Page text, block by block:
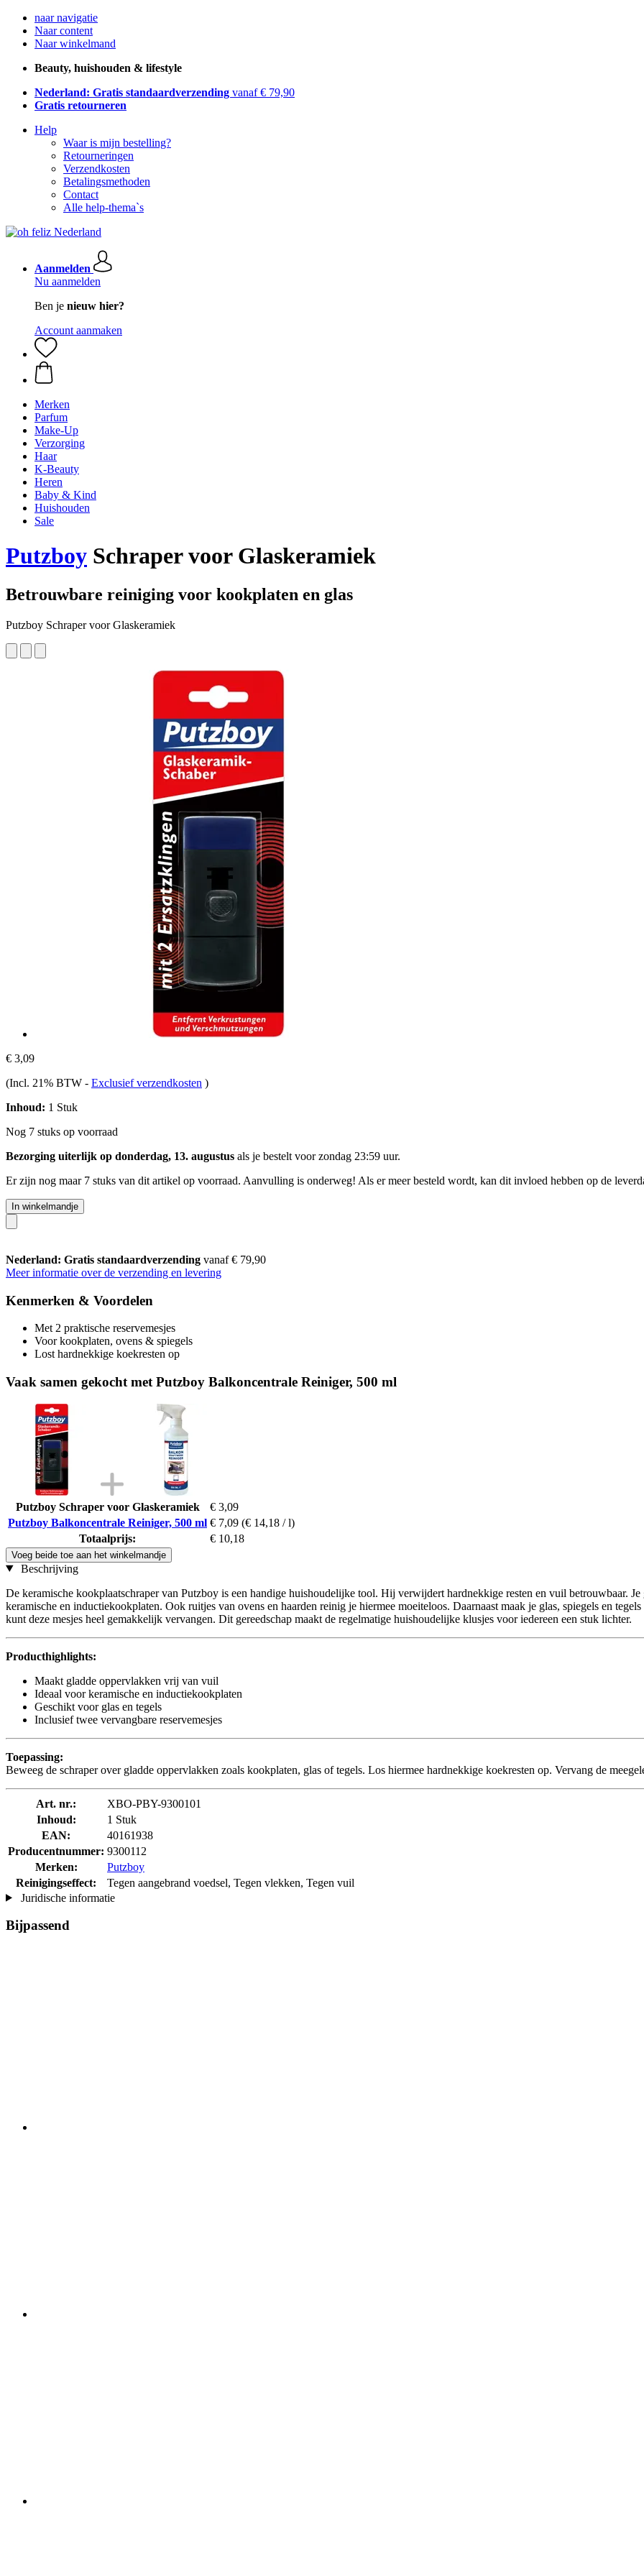
naar navigatie
Naar content
Naar winkelmand
Beauty, huishouden & lifestyle
Nederland: Gratis standaardverzending vanaf € 79,90
Gratis retourneren
Help
Waar is mijn bestelling?
Retourneringen
Verzendkosten
Betalingsmethoden
Contact
Alle help-thema`s
Aanmelden
Nu aanmelden
Ben je nieuw hier?
Account aanmaken
Merken
Parfum
Make-Up
Verzorging
Haar
K-Beauty
Heren
Baby & Kind
Huishouden
Sale
Putzboy Schraper voor Glaskeramiek
Betrouwbare reiniging voor kookplaten en glas
Putzboy Schraper voor Glaskeramiek
€ 3,09
(Incl. 21% BTW - Exclusief verzendkosten )
Inhoud: 1 Stuk
Nog 7 stuks op voorraad
Bezorging uiterlijk op donderdag, 13. augustus als je bestelt voorzondag 23:59 uur.
Er zijn nog maar 7 stuks van dit artikel op voorraad. Aanvulling is onderweg! Als er meer besteld wordt, kan dit invloed hebben op de
In winkelmandje
Nederland: Gratis standaardverzending vanaf € 79,90
Meer informatie over de verzending en levering
Kenmerken & Voordelen
Met 2 praktische reservemesjes
Voor kookplaten, ovens & spiegels
Lost hardnekkige koekresten op
Vaak samen gekocht met Putzboy Balkoncentrale Reiniger, 500 ml
Putzboy Schraper voor Glaskeramiek
€ 3,09
Putzboy Balkoncentrale Reiniger, 500 ml € 7,09 (€ 14,18 / l)
Totaalprijs:
€ 10,18
Voeg beide toe aan het winkelmandje
Beschrijving
De keramische kookplaatschraper van Putzboy is een handige huishoudelijke tool. Hij verwijdert hardnekkige resten en vuil betrouwbaar.
keramische en inductiekookplaten. Ook ruitjes van ovens en haarden reinig je hiermee moeiteloos. Daarnaast maak je glas, spiegels en
kunt deze mesjes heel gemakkelijk vervangen. Dit gereedschap maakt de regelmatige huishoudelijke klusjes voor iedereen een stuk lichter.
Producthighlights:
Maakt gladde oppervlakken vrij van vuil
Ideaal voor keramische en inductiekookplaten
Geschikt voor glas en tegels
Inclusief twee vervangbare reservemesjes
Toepassing:
Beweeg de schraper over gladde oppervlakken zoals kookplaten, glas of tegels. Los hiermee hardnekkige koekresten op. Vervang de
Art. nr.:
XBO-PBY-9300101
Inhoud:
1 Stuk
EAN:
40161938
Producentnummer: 9300112
Merken:
Putzboy
Reinigingseffect:
Tegen aangebrand voedsel, Tegen vlekken, Tegen vuil
Juridische informatie
Bijpassend